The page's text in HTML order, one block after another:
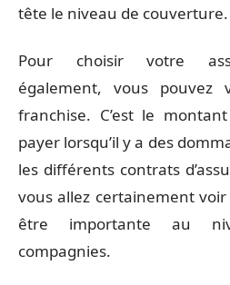
tête le niveau de couverture.
Pour choisir votre
également, vous pouvez
franchise. C’est le
payer lorsqu’il y a des
les différents contrats
vous allez certainement
être importante au
compagnies.